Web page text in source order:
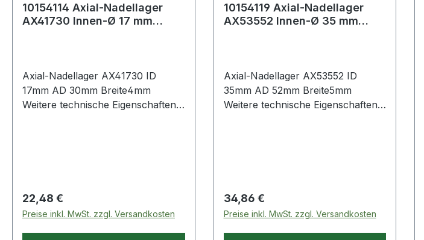
10154114 Axial-Nadellager
AX41730 Innen-Ø 17 mm
Axial-Nadellager AX41730 ID
17mm AD 30mm Breite4mm
Weitere technische Eigenschaften: ·
Regulärer Preis:
22,48 €
Preise inkl. MwSt. zzgl. Versandkosten
10154119 Axial-Nadellager
AX53552 Innen-Ø 35 mm
Axial-Nadellager AX53552 ID
35mm AD 52mm Breite5mm
Weitere technische Eigenschaften: ·
Regulärer Preis:
34,86 €
Preise inkl. MwSt. zzgl. Versandkosten